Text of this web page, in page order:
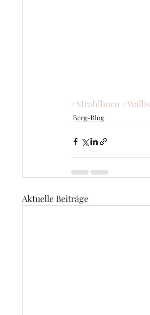
#Strahlhorn #Wallis
Berg-Blog
Aktuelle Beiträge